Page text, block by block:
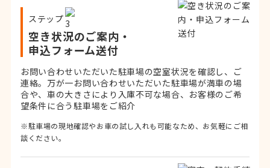
ステップ
空き状況のご案内・
申込フォーム送付
お問い合わせいただいた駐車場の空室状況を確認し、ご
連絡。 万が一お問い合わせいただいた駐車場が満車の場
合や、車の大きさにより入庫不可な場合、お客様のご希
望条件に合う駐車場をご紹介
※駐車場の現地確認やお車の試し入れも可能なため、お気軽にご相
談ください。